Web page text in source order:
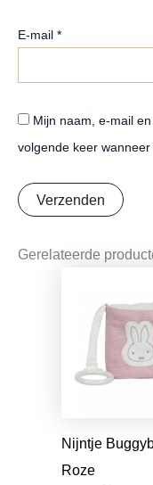
E-mail *
Mijn naam, e-mail
volgende keer
Gerelateerde
Nijntje
Roze